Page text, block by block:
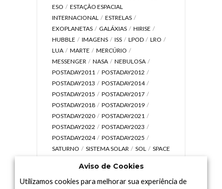
ESO
ESTAÇÃO ESPACIAL
INTERNACIONAL
ESTRELAS
EXOPLANETAS
GALÁXIAS
HIRISE
HUBBLE
IMAGENS ISS LPOD
LRO
LUA
MARTE
MERCÚRIO
MESSENGER
NASA
NEBULOSA
POSTADAY2011
POSTADAY2012
POSTADAY2013
POSTADAY2014
POSTADAY2015
POSTADAY2017
POSTADAY2018
POSTADAY2019
POSTADAY2020
POSTADAY2021
POSTADAY2022
POSTADAY2023
POSTADAY2024
POSTADAY2025
SATURNO
SISTEMA SOLAR SOL
SPACE
UNIVERSO
VÍDEO
Aviso de Cookies
Utilizamos cookies para melhorar sua experiência de